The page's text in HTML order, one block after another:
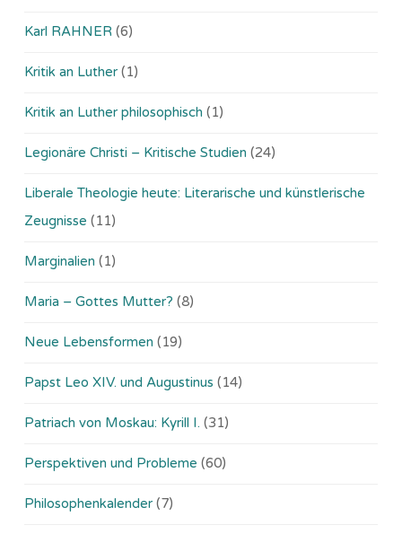
Karl RAHNER (6)
Kritik an Luther (1)
Kritik an Luther philosophisch (1)
Legionäre Christi – Kritische Studien (24)
Liberale Theologie heute: Literarische und künstlerische
Zeugnisse (11)
Marginalien (1)
Maria – Gottes Mutter? (8)
Neue Lebensformen (19)
Papst Leo XIV. und Augustinus (14)
Patriach von Moskau: Kyrill I. (31)
Perspektiven und Probleme (60)
Philosophenkalender (7)